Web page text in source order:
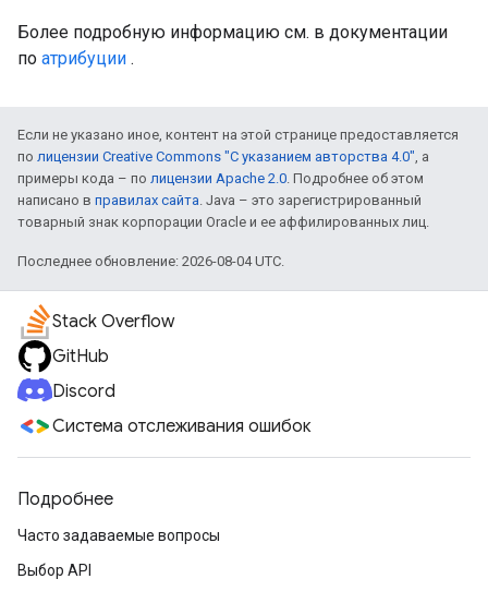
Более подробную информацию см. в документации
по атрибуции .
Если не указано иное, контент на этой странице предоставляется
по лицензии Creative Commons "С указанием авторства 4.0", а
примеры кода – по лицензии Apache 2.0. Подробнее об этом
написано в правилах сайта. Java – это зарегистрированный
товарный знак корпорации Oracle и ее аффилированных лиц.
Последнее обновление: 2026-08-04 UTC.
Stack Overflow
GitHub
Discord
Система отслеживания ошибок
Подробнее
Часто задаваемые вопросы
Выбор API